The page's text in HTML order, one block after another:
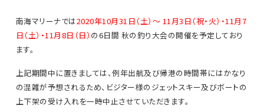
南海マリーナでは2020年10月31日（土）～ 11月3日（祝・火）・11月7
日（土）・11月8日（日） の6日間 秋の釣り大会の開催を予定しており
ます。
上記期間中に置きましては、例年出航及び帰港の時間帯にはかなり
の混雑が予想されるため、ビジター様のジェットスキー及びボートの
上下架の受け入れを一時中止させていただきます。